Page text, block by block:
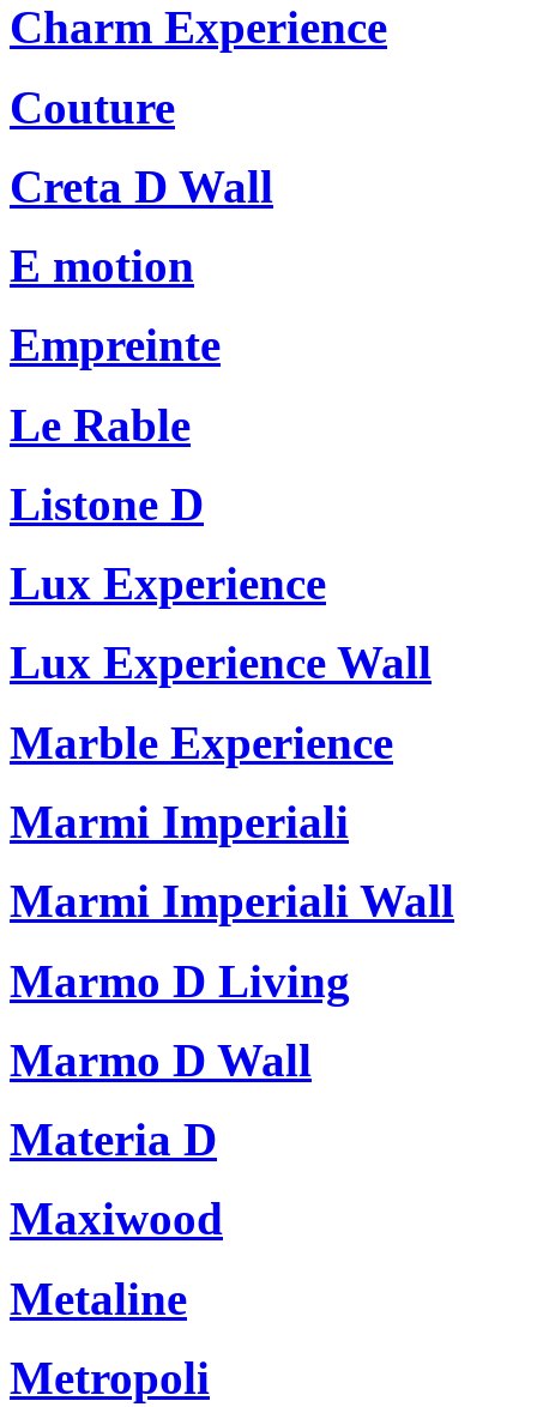
Charm Experience
Couture
Creta D Wall
E motion
Empreinte
Le Rable
Listone D
Lux Experience
Lux Experience Wall
Marble Experience
Marmi Imperiali
Marmi Imperiali Wall
Marmo D Living
Marmo D Wall
Materia D
Maxiwood
Metaline
Metropoli